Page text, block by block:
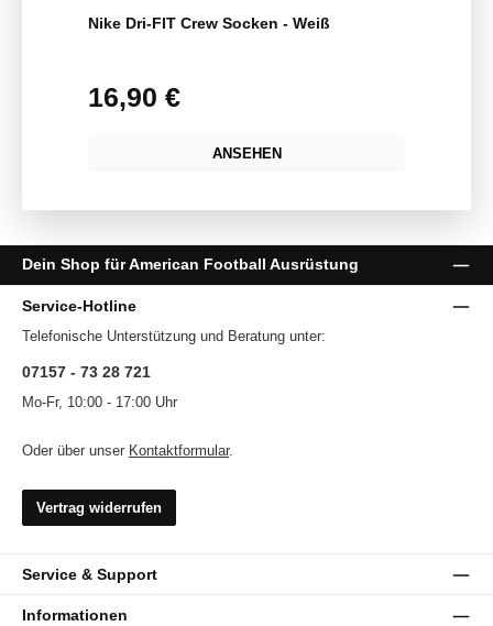
Nike Dri-FIT Crew Socken - Weiß
Regulärer Preis:
16,90 €
ANSEHEN
Dein Shop für American Football Ausrüstung
Service-Hotline
Telefonische Unterstützung und Beratung unter:
07157 - 73 28 721
Mo-Fr, 10:00 - 17:00 Uhr
Oder über unser Kontaktformular.
Vertrag widerrufen
Service & Support
Informationen